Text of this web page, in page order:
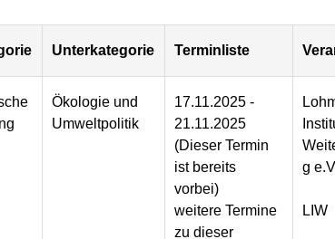
Unterkategorie Terminliste
Ökologie und
Umweltpolitik
17.11.2025 -
21.11.2025
(Dieser Termin
ist bereits
vorbei)
weitere Termine
zu dieser
g
LIW